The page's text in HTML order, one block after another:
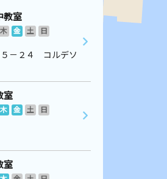
教室
木 金 土
日
５－２４ コルデソ
室
木 金 土
日
室